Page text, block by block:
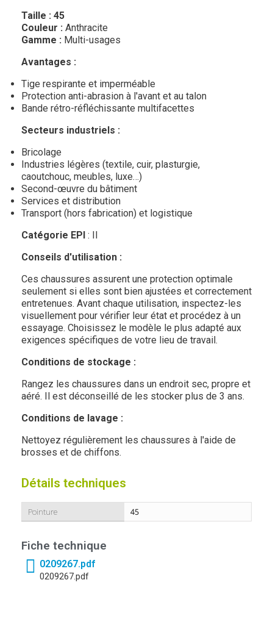
Taille : 45
Couleur : Anthracite
Gamme : Multi-usages
Avantages :
Tige respirante et imperméable
Protection anti-abrasion à l'avant et au talon
Bande rétro-réfléchissante multifacettes
Secteurs industriels :
Bricolage
Industries légères (textile, cuir, plasturgie,
caoutchouc, meubles, luxe…)
Second-œuvre du bâtiment
Services et distribution
Transport (hors fabrication) et logistique
Catégorie EPI : II
Conseils d'utilisation :
Ces chaussures assurent une protection optimale
seulement si elles sont bien ajustées et correctement
entretenues. Avant chaque utilisation, inspectez-les
visuellement pour vérifier leur état et procédez à un
essayage. Choisissez le modèle le plus adapté aux
exigences spécifiques de votre lieu de travail.
Conditions de stockage :
Rangez les chaussures dans un endroit sec, propre et
aéré. Il est déconseillé de les stocker plus de 3 ans.
Conditions de lavage :
Nettoyez régulièrement les chaussures à l'aide de
brosses et de chiffons.
Détails techniques
Pointure 45
Fiche technique
0209267.pdf
0209267.pdf